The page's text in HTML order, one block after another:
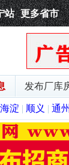
站 更多省市
发布厂库
海淀 | 顺义 | 通州